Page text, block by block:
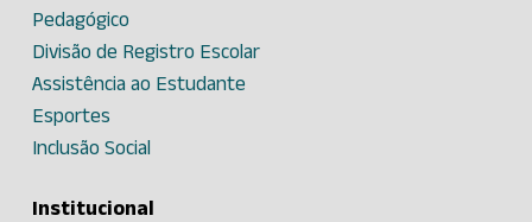
Pedagógico
Divisão de Registro Escolar
Assistência ao Estudante
Esportes
Inclusão Social
Institucional